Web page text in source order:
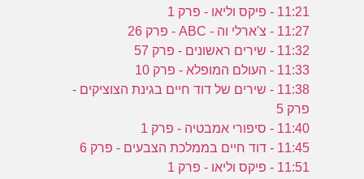
11:21 - פיקס וליאו - פרק 1
11:27 - צ'ארלי וה - ABC - פרק 26
11:32 - שירים ראשונים - פרק 57
11:33 - העולם המופלא - פרק 10
11:38 - שירים של דוד חיים בגינת הצוציקים -
פרק 5
11:40 - סיפורי אמבטיה - פרק 1
11:45 - דוד חיים בממלכת הצבעים - פרק 6
11:51 - פיקס וליאו - פרק 1